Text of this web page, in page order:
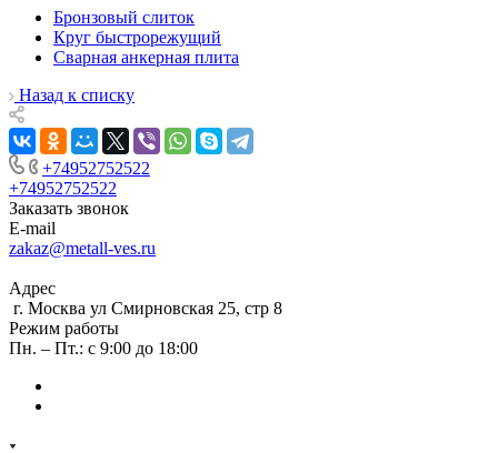
Бронзовый слиток
Круг быстрорежущий
Сварная анкерная плита
Назад к списку
+74952752522
+74952752522
Заказать звонок
E-mail
zakaz@metall-ves.ru
Адрес
г. Москва ул Смирновская 25, стр 8
Режим работы
Пн. – Пт.: с 9:00 до 18:00